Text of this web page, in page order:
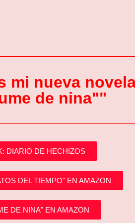
mi nueva
de nina""
DIARIO DE HECHIZOS
DEL TIEMPO" EN AMAZON
DE NINA" EN AMAZON